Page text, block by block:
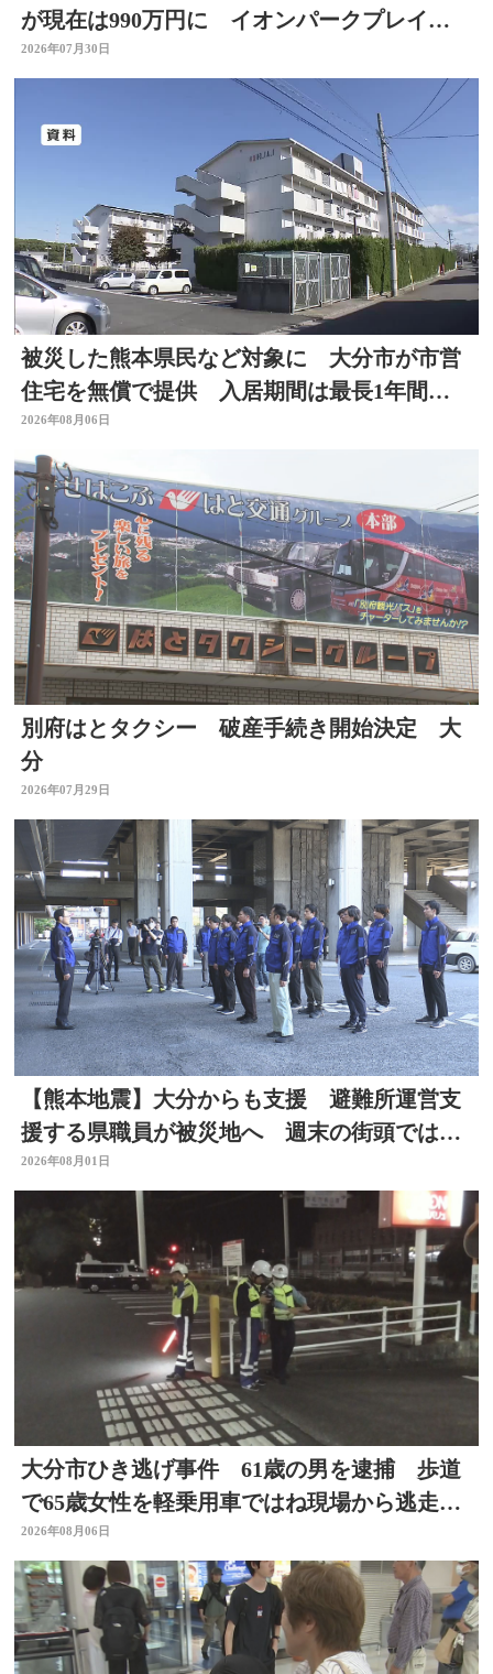
が現在は990万円に イオンパークプレイス
大分店で開催中
2026年07月30日
被災した熊本県民など対象に 大分市が市営
住宅を無償で提供 入居期間は最長1年間
【令和8年熊本地震】
2026年08月06日
別府はとタクシー 破産手続き開始決定 大
分
2026年07月29日
【熊本地震】大分からも支援 避難所運営支
援する県職員が被災地へ 週末の街頭では募
金の呼びかけも
2026年08月01日
大分市ひき逃げ事件 61歳の男を逮捕 歩道
で65歳女性を軽乗用車ではね現場から逃走し
た疑い
2026年08月06日